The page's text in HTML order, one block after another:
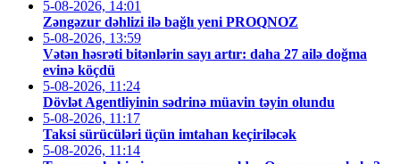
5-08-2026, 14:01
Zəngəzur dəhlizi ilə bağlı yeni PROQNOZ
5-08-2026, 13:59
Vətən həsrəti bitənlərin sayı artır: daha 27 ailə doğma
evinə köçdü
5-08-2026, 11:24
Dövlət Agentliyinin sədrinə müavin təyin olundu
5-08-2026, 11:17
Taksi sürücüləri üçün imtahan keçiriləcək
5-08-2026, 11:14